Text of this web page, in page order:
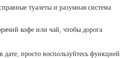
туалеты и разумная система
кофе или чай, чтобы дорога
дате, просто воспользуйтесь функцией